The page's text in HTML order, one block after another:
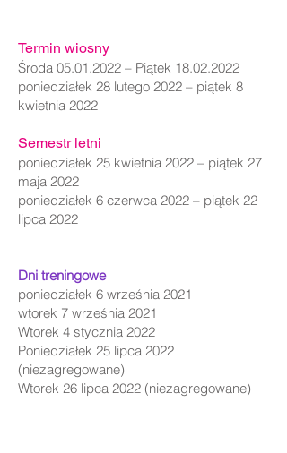
Termin wiosny
Środa 05.01.2022 – Piątek 18.02.2022
poniedziałek 28 lutego 2022 – piątek 8
kwietnia 2022
Semestr letni
poniedziałek 25 kwietnia 2022 – piątek 27
maja 2022
poniedziałek 6 czerwca 2022 – piątek 22
lipca 2022
Dni treningowe
poniedziałek 6 września 2021
wtorek 7 września 2021
Wtorek 4 stycznia 2022
Poniedziałek 25 lipca 2022
(niezagregowane)
Wtorek 26 lipca 2022 (niezagregowane)